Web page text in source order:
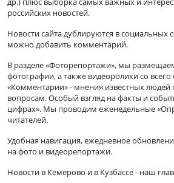
российских новостей.
Новости сайта дублируются в социальных
можно добавить комментарий.
В разделе «Фоторепортажи», мы
фотографии, а также видеоролики со всего
«Комментарии» - мнения известных людей
вопросам. Особый взгляд на факты и
цифрах». Мы проводим еженедельные
читателей.
Удобная навигация, ежедневное
на фото и видеорепортажи.
Новости в Кемерово и в Кузбассе - наш